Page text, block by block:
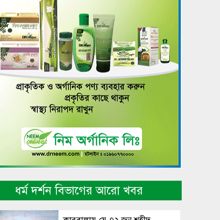
ধর্ম দর্শন বিভাগের আরো খবর